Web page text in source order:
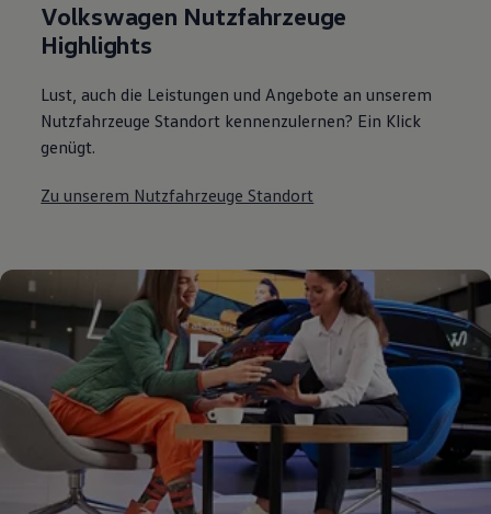
Volkswagen Nutzfahrzeuge
Highlights
Lust, auch die Leistungen und Angebote an unserem
Nutzfahrzeuge Standort kennenzulernen? Ein Klick
genügt.
Zu unserem Nutzfahrzeuge Standort